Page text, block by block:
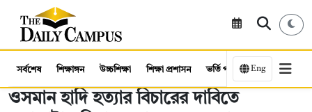
সর্বশেষ শিক্ষাঙ্গন উচ্চশিক্ষা শিক্ষা প্রশাসন ভর্তি পরীক্ষা কর্মসংস্থান
Eng
ওসমান হাদি হত্যার বিচারের দাবিতে